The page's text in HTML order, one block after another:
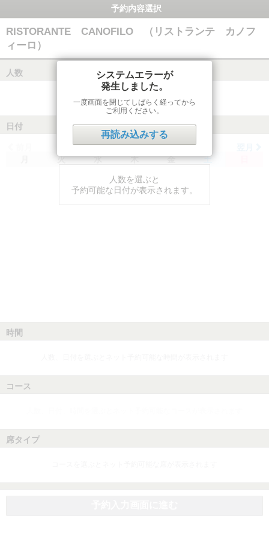
予約内容選択
RISTORANTE CANOFILO （リストランテ カノフ
ィーロ）
人数
日付
火 水 木 金 土
人数を選ぶと
予約可能な日付が表示されます。
時間
コース
席タイプ
システムエラーが
発生しました。
一度画面を閉じてしばらく経ってから
ご利用ください。
再読み込みする